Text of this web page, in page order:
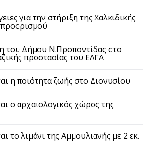
για την στήριξη της Χαλκιδικής
του Δήμου Ν.Προποντίδας στο
προστασίας του ΕΛΓΑ
η ποιότητα ζωής στο Διονυσίου
ο αρχαιολογικός χώρος της
το λιμάνι της Αμμουλιανής με 2 εκ.